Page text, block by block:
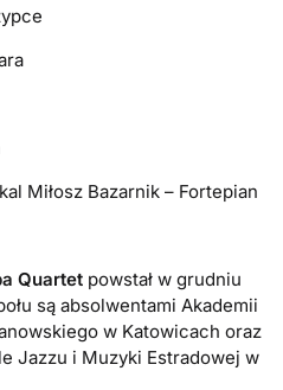
Miłosz Bazarnik – Fortepian
Quartet powstał w grudniu
są absolwentami Akademii
w Katowicach oraz
Jazzu i Muzyki Estradowej w